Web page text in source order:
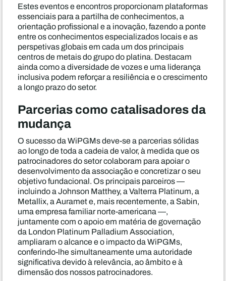
Estes eventos e encontros proporcionam plataformas
essenciais para a partilha de conhecimentos, a
orientação profissional e a inovação, fazendo a ponte
entre os conhecimentos especializados locais e as
perspetivas globais em cada um dos principais
centros de metais do grupo do platina. Destacam
ainda como a diversidade de vozes e uma liderança
inclusiva podem reforçar a resiliência e o crescimento
a longo prazo do setor.
Parcerias como catalisadores da
mudança
O sucesso da WiPGMs deve-se a parcerias sólidas
ao longo de toda a cadeia de valor, à medida que os
patrocinadores do setor colaboram para apoiar o
desenvolvimento da associação e concretizar o seu
objetivo fundacional. Os principais parceiros —
incluindo a Johnson Matthey, a Valterra Platinum, a
Metallix, a Auramet e, mais recentemente, a Sabin,
uma empresa familiar norte-americana —,
juntamente com o apoio em matéria de governação
da London Platinum Palladium Association,
ampliaram o alcance e o impacto da WiPGMs,
conferindo-lhe simultaneamente uma autoridade
significativa devido à relevância, ao âmbito e à
dimensão dos nossos patrocinadores.